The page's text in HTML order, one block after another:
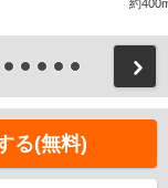
約
る(無料)